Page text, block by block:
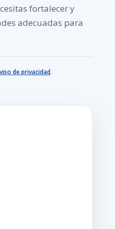
fortalecer y
adecuadas para
de privacidad.